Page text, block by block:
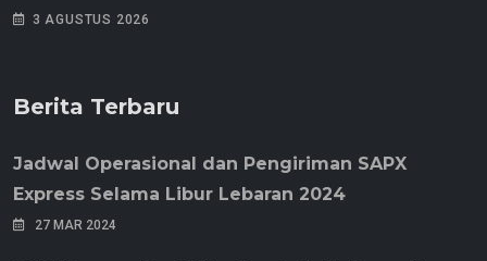
3 AGUSTUS 2026
Berita Terbaru
Jadwal Operasional dan Pengiriman SAPX
Express Selama Libur Lebaran 2024
27 MAR 2024